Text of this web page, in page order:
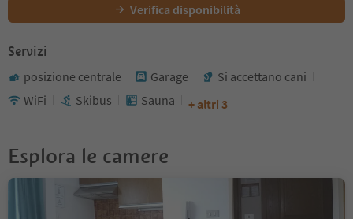
Verifica disponibilità
Servizi
posizione centrale Garage
Si accettano cani
WiFi
Skibus Sauna + altri 3
Esplora le camere